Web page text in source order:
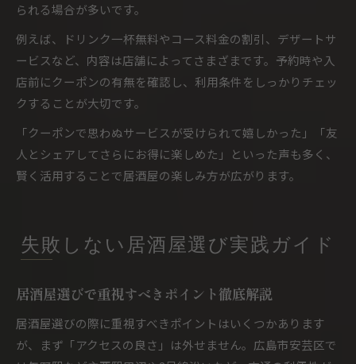
られる場合が多いです。
例えば、ドリンク一杯無料やコース料金の割引、デザートサ
ービスなど、内容は店舗によってさまざまです。予約時や入
店前にクーポンの有無を確認し、利用条件をしっかりチェッ
クすることが大切です。
「クーポンで思わぬサービスが受けられて嬉しかった」「友
人とシェアしてさらにお得に楽しめた」といった声も多く、
賢く活用することで居酒屋の楽しみ方が広がります。
失敗しない居酒屋選び実践ガイド
居酒屋選びで重視すべきポイント徹底解説
居酒屋選びの際に重視すべきポイントはいくつかあります
が、まず「アクセスの良さ」は外せません。広島市安芸区で